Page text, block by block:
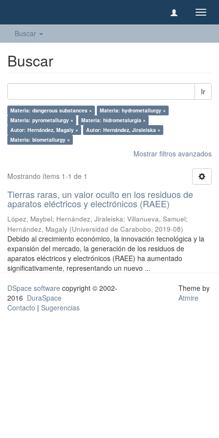
Buscar
Buscar
Ir
Materia: dangerous substances ×
Materia: hydrometallurgy ×
Materia: pyrometallurgy ×
Materia: hidrometalurgia ×
Autor: Hernández, Magaly ×
Autor: Hernández, Jiraleiska ×
Materia: biometallurgy ×
Mostrar filtros avanzados
Mostrando ítems 1-1 de 1
Tierras raras, un valor oculto en los residuos de
aparatos eléctricos y electrónicos (RAEE)
López, Maybel; Hernández, Jiraleiska; Villanueva, Samuel;
Hernández, Magaly (Universidad de Carabobo, 2019-08)
Debido al crecimiento económico, la innovación tecnológica y la
expansión del mercado, la generación de los residuos de
aparatos eléctricos y electrónicos (RAEE) ha aumentado
significativamente, representando un nuevo ...
DSpace software copyright © 2002-
2016 DuraSpace
Contacto | Sugerencias
Theme by
Atmire